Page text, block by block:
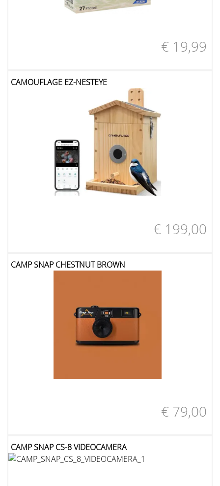
€ 19,99
CAMOUFLAGE EZ-NESTEYE
€ 199,00
CAMP SNAP CHESTNUT BROWN
€ 79,00
CAMP SNAP CS-8 VIDEOCAMERA